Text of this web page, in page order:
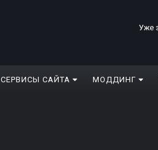
Уже
СЕРВИСЫ САЙТА МОДДИНГ